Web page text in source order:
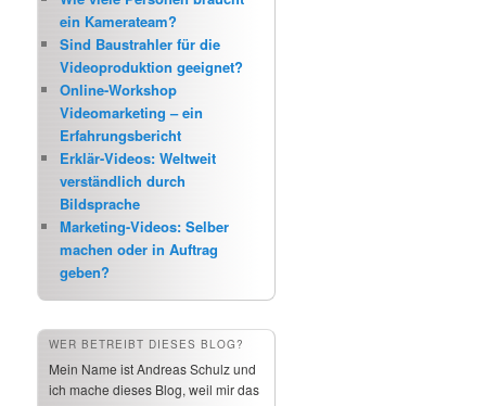
ein Kamerateam?
Sind Baustrahler für die
Videoproduktion geeignet?
Online-Workshop
Videomarketing – ein
Erfahrungsbericht
Erklär-Videos: Weltweit
verständlich durch
Bildsprache
Marketing-Videos: Selber
machen oder in Auftrag
geben?
WER BETREIBT DIESES BLOG?
Mein Name ist Andreas Schulz und
ich mache dieses Blog, weil mir das